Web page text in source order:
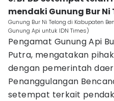
mendaki Gunung Bur Ni
Gunung Bur Ni Telong di Kabupaten
Gunung Api untuk IDN Times)
Pengamat Gunung Api
Putra, mengatakan
dengan pemerintah
Penanggulangan
setempat terkait